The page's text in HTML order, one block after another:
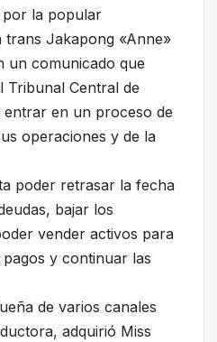
por la popular
trans Jakapong «Anne»
un comunicado que
Tribunal Central de
entrar en un proceso de
operaciones y de la
poder retrasar la fecha
bajar los
vender activos para
y continuar las
de varios canales
adquirió Miss